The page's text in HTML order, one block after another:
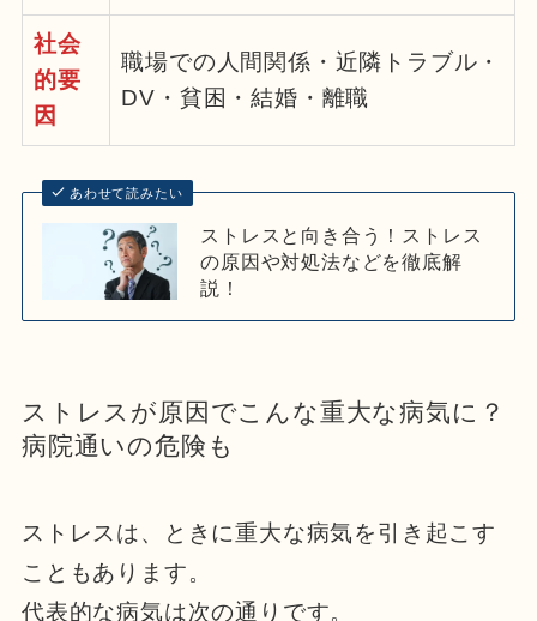
社会
的要
因
職場での人間関係・近隣トラブル・
DV・貧困・結婚・離職
あわせて読みたい
ストレスと向き合う！ストレス
の原因や対処法などを徹底解
説！
ストレスが原因でこんな重大な病気に？
病院通いの危険も
ストレスは、ときに重大な病気を引き起こす
こともあります。
代表的な病気は次の通りです。